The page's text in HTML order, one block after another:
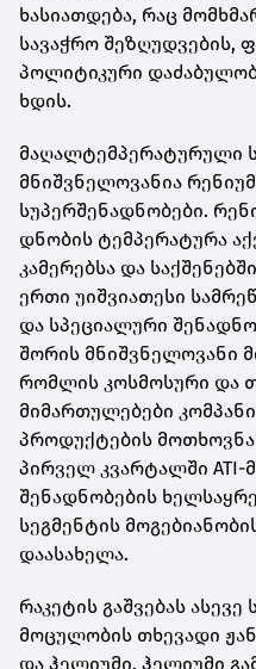
ხასიათდება, რაც
სავაჭრო შეზღუდვების,
პოლიტიკური
ხდის.
მაღალტემპერატურული
მნიშვნელოვანია
სუპერშენადნობები.
დნობის ტემპერატურა
კამერებსა და
ერთი უიშვიათესი
და სპეციალური
შორის მნიშვნელოვანი
რომლის კოსმოსური და
მიმართულებები
პროდუქტების
პირველ კვარტალში ATI-
შენადნობების
სეგმენტის
დაასახელა.
რაკეტის გაშვებას
მოცულობის თხევადი
და ჰელიუმი. ჰელიუმი